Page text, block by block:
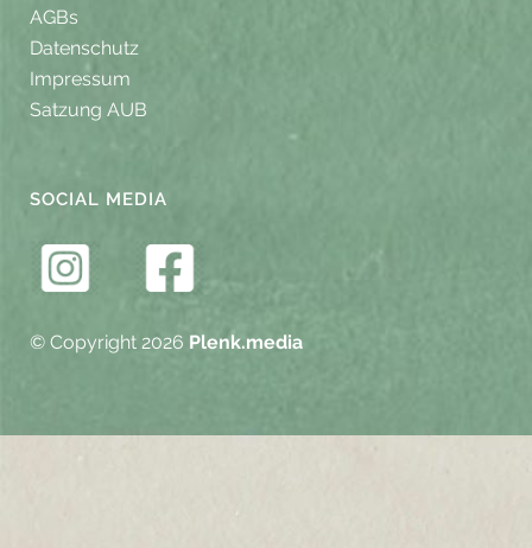
AGBs
Datenschutz
Impressum
Satzung AUB
SOCIAL MEDIA
© Copyright 2026 Plenk.media